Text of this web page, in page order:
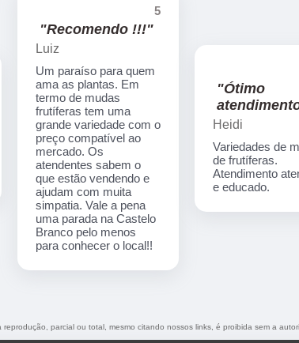
5
"Recomendo !!!"
Luiz
Um paraíso para quem
ama as plantas. Em
termo de mudas
frutíferas tem uma
grande variedade com o
preço compatível ao
mercado. Os
atendentes sabem o
que estão vendendo e
ajudam com muita
simpatia. Vale a pena
uma parada na Castelo
Branco pelo menos
para conhecer o local!!
"Ótimo
Heidi
Variedades de
de frutíferas.
Atendimento
e educado.
parcial ou total, mesmo citando nossos links, é proibida sem a